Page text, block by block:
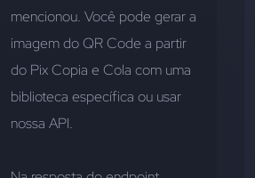
mencionou. Você pode gerar a
imagem do QR Code a partir
do Pix Copia e Cola com uma
biblioteca específica ou usar
nossa API.